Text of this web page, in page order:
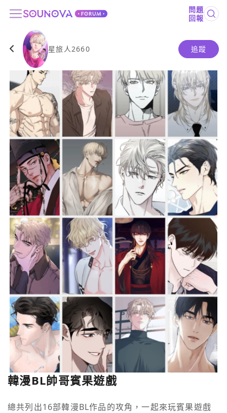
問題
回報
星旅人2660 追蹤
韓漫BL帥哥賓果遊戲
總共列出16部韓漫BL作品的攻角，一起來玩賓果遊戲